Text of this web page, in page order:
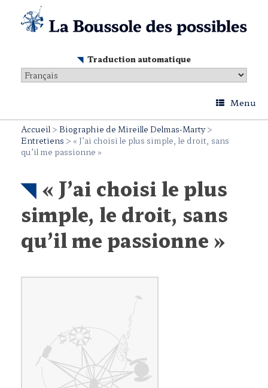
content
Traduction automatique
Menu
Accueil> Biographie de Mireille Delmas-Marty>
Entretiens > « J’ai choisi le plus simple, le droit, sans
qu’il me passionne »
« J’ai choisi le plus
simple, le droit, sans
qu’il me passionne »